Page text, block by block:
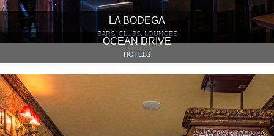
LA BODEGA
BARS, CLUBS, LOUNGES
OCEAN DRIVE
HOTELS